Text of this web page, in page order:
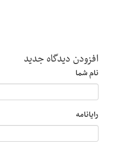
افزودن دیدگاه جدید
نام شما
رایانامه